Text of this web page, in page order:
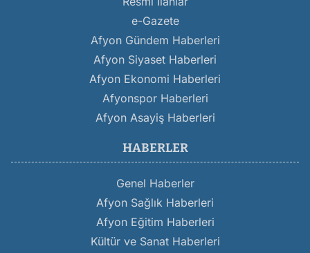
e-Gazete
Afyon Gündem Haberleri
Afyon Siyaset Haberleri
Afyon Ekonomi Haberleri
Afyonspor Haberleri
Afyon Asayiş Haberleri
HABERLER
Genel Haberler
Afyon Sağlık Haberleri
Afyon Eğitim Haberleri
Kültür ve Sanat Haberleri